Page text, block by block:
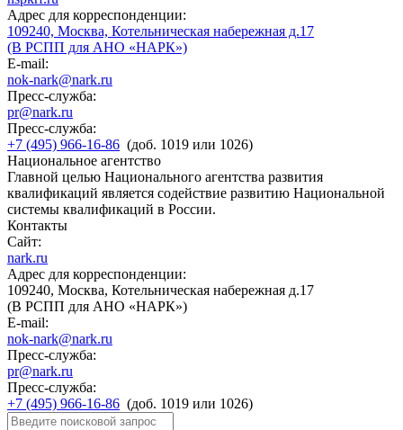
Адрес для корреспонденции:
109240, Москва, Котельническая набережная д.17
(В РСПП для АНО «НАРК»)
E-mail:
nok-nark@nark.ru
Пресс-служба:
pr@nark.ru
Пресс-служба:
+7 (495) 966-16-86 (доб. 1019 или 1026)
Национальное агентство
Главной целью Национального агентства развития
квалификаций является содействие развитию Национальной
системы квалификаций в России.
Контакты
Сайт:
nark.ru
Адрес для корреспонденции:
109240, Москва, Котельническая набережная д.17
(В РСПП для АНО «НАРК»)
E-mail:
nok-nark@nark.ru
Пресс-служба:
pr@nark.ru
Пресс-служба:
+7 (495) 966-16-86 (доб. 1019 или 1026)